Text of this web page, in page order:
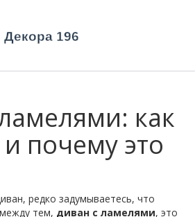
как
почему это
редко задумываетесь, что
тем, диван с ламелями, это